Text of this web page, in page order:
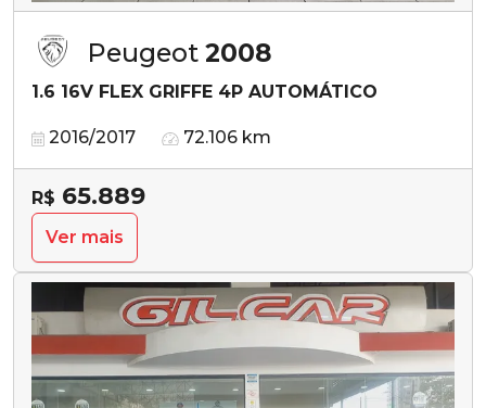
Peugeot 2008
1.6 16V FLEX GRIFFE 4P AUTOMÁTICO
2016/2017 72.106 km
R$ 65.889
Ver mais